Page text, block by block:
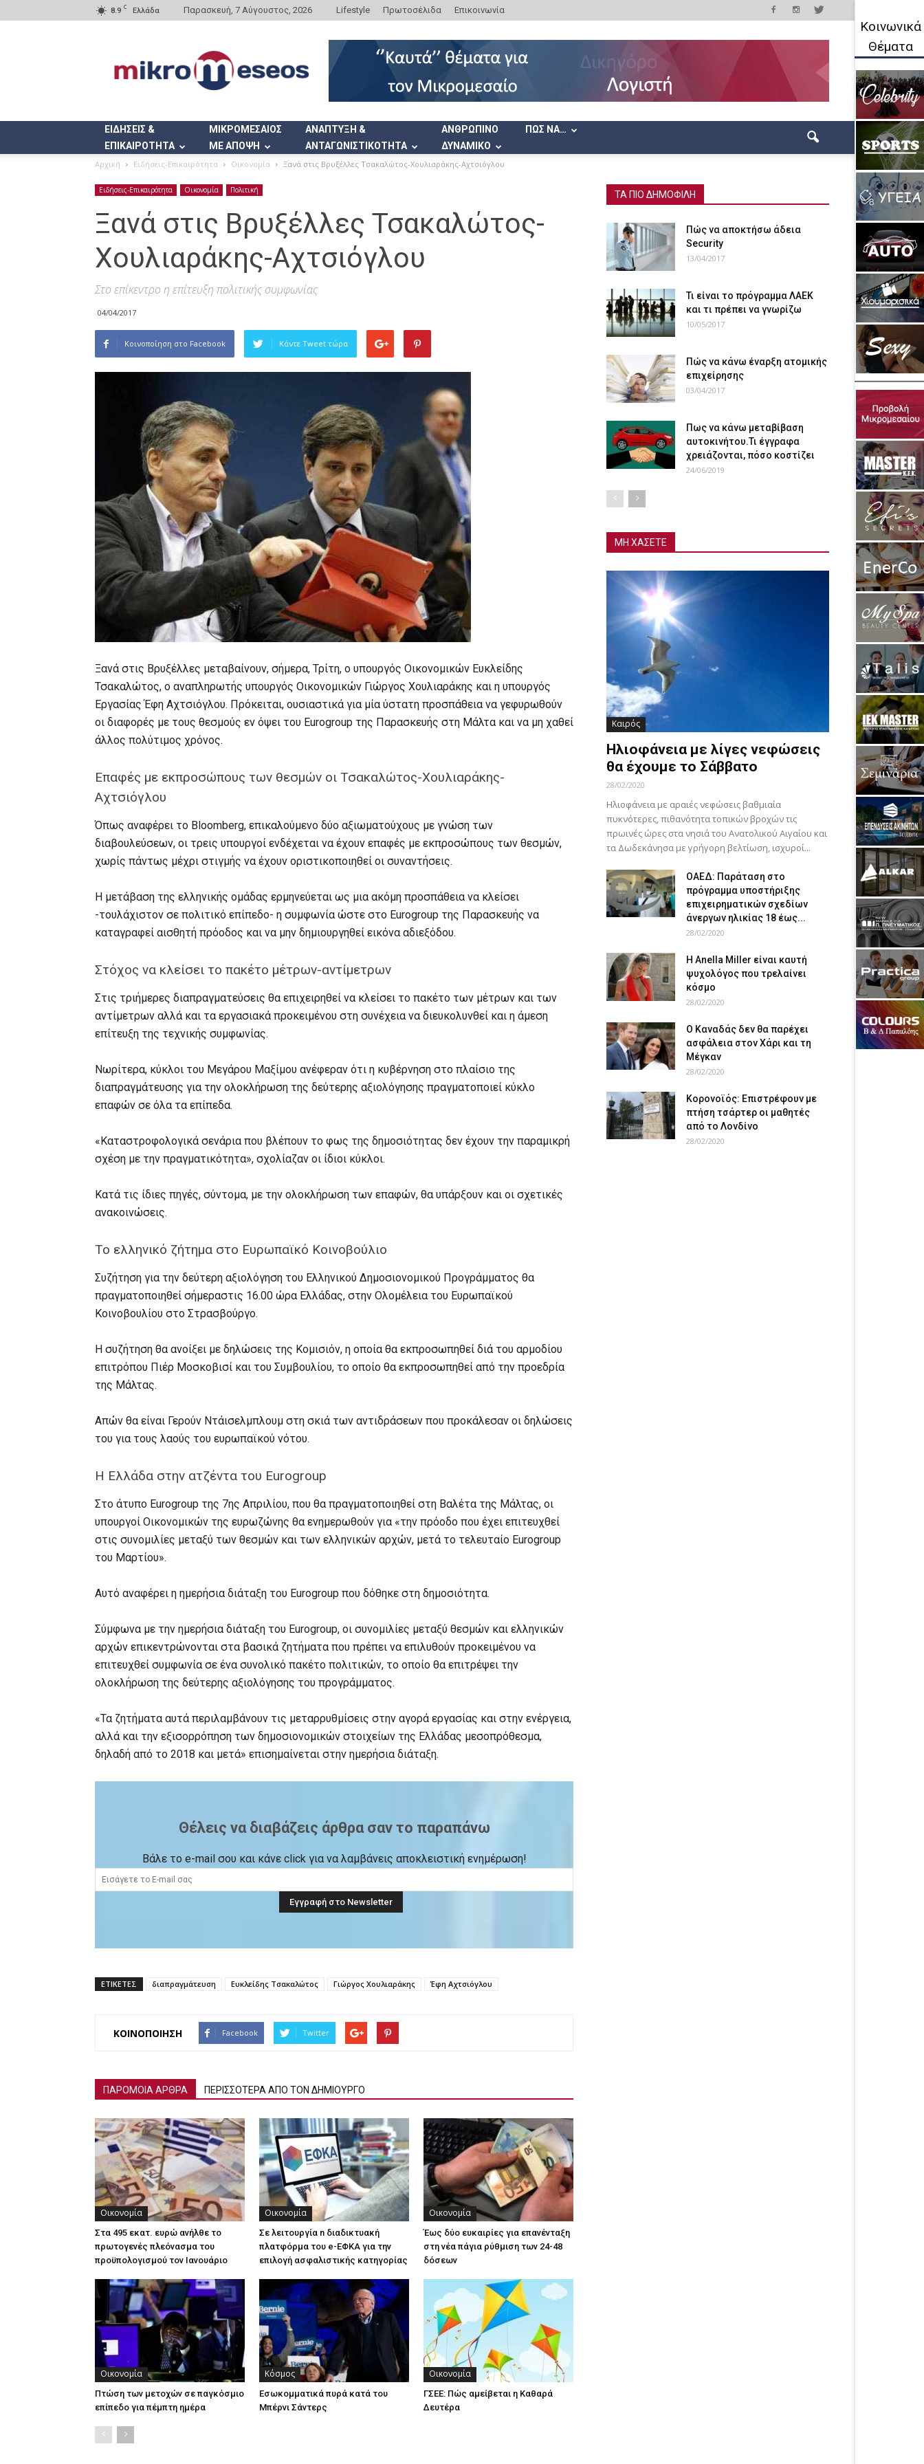
8.9 C Ελλάδα Παρασκευή, 7 Αύγουστος, 2026 Lifestyle Πρωτοσέλιδα Επικοινωνία
ΕΙΔΗΣΕΙΣ &
ΕΠΙΚΑΙΡΟΤΗΤΑ
ΜΙΚΡΟΜΕΣΑΙΟΣ
ΜΕ ΑΠΟΨΗ
ΑΝΑΠΤΥΞΗ &
ΑΝΤΑΓΩΝΙΣΤΙΚΟΤΗΤΑ
ΑΝΘΡΩΠΙΝΟ
ΔΥΝΑΜΙΚΟ
ΠΩΣ ΝΑ…
Αρχική Ειδήσεις-Επικαιρότητα Οικονομία Ξανά στις Βρυξέλλες Τσακαλώτος-Χουλιαράκης-Αχτσιόγλου
Ειδήσεις-Επικαιρότητα Οικονομία Πολιτική
Ξανά στις Βρυξέλλες Τσακαλώτος-
Χουλιαράκης-Αχτσιόγλου
Στο επίκεντρο η επίτευξη πολιτικής συμφωνίας
04/04/2017
Κοινοποίηση στο Facebook Κάντε Tweet τώρα
Ξανά στις Βρυξέλλες μεταβαίνουν, σήμερα, Τρίτη, ο υπουργός Οικονομικών Ευκλείδης
Τσακαλώτος, ο αναπληρωτής υπουργός Οικονομικών Γιώργος Χουλιαράκης και η υπουργός
Εργασίας Έφη Αχτσιόγλου. Πρόκειται, ουσιαστικά για μία ύστατη προσπάθεια να γεφυρωθούν
οι διαφορές με τους θεσμούς εν όψει του Eurogroup της Παρασκευής στη Μάλτα και να μη χαθεί
άλλος πολύτιμος χρόνος.
Επαφές με εκπροσώπους των θεσμών οι Τσακαλώτος-Χουλιαράκης-
Αχτσιόγλου
Όπως αναφέρει το Bloomberg, επικαλούμενο δύο αξιωματούχους με γνώση των
διαβουλεύσεων, οι τρεις υπουργοί ενδέχεται να έχουν επαφές με εκπροσώπους των θεσμών,
χωρίς πάντως μέχρι στιγμής να έχουν οριστικοποιηθεί οι συναντήσεις.
Η μετάβαση της ελληνικής ομάδας ερμηνεύεται ως μια ακόμη προσπάθεια να κλείσει
-τουλάχιστον σε πολιτικό επίπεδο- η συμφωνία ώστε στο Eurogroup της Παρασκευής να
καταγραφεί αισθητή πρόοδος και να μην δημιουργηθεί εικόνα αδιεξόδου.
Στόχος να κλείσει το πακέτο μέτρων-αντίμετρων
Στις τριήμερες διαπραγματεύσεις θα επιχειρηθεί να κλείσει το πακέτο των μέτρων και των
αντίμετρων αλλά και τα εργασιακά προκειμένου στη συνέχεια να διευκολυνθεί και η άμεση
επίτευξη της τεχνικής συμφωνίας.
Νωρίτερα, κύκλοι του Μεγάρου Μαξίμου ανέφεραν ότι η κυβέρνηση στο πλαίσιο της
διαπραγμάτευσης για την ολοκλήρωση της δεύτερης αξιολόγησης πραγματοποιεί κύκλο
επαφών σε όλα τα επίπεδα.
«Καταστροφολογικά σενάρια που βλέπουν το φως της δημοσιότητας δεν έχουν την παραμικρή
σχέση με την πραγματικότητα», σχολίαζαν οι ίδιοι κύκλοι.
Κατά τις ίδιες πηγές, σύντομα, με την ολοκλήρωση των επαφών, θα υπάρξουν και οι σχετικές
ανακοινώσεις.
Το ελληνικό ζήτημα στο Ευρωπαϊκό Κοινοβούλιο
Συζήτηση για την δεύτερη αξιολόγηση του Ελληνικού Δημοσιονομικού Προγράμματος θα
πραγματοποιηθεί σήμεραστις 16.00 ώρα Ελλάδας, στην Ολομέλεια του Ευρωπαϊκού
Κοινοβουλίου στο Στρασβούργο.
Η συζήτηση θα ανοίξει με δηλώσεις της Κομισιόν, η οποία θα εκπροσωπηθεί διά του αρμοδίου
επιτρόπου Πιέρ Μοσκοβισί και του Συμβουλίου, το οποίο θα εκπροσωπηθεί από την προεδρία
της Μάλτας.
Απών θα είναι Γερούν Ντάισελμπλουμ στη σκιά των αντιδράσεων που προκάλεσαν οι δηλώσεις
του για τους λαούς του ευρωπαϊκού νότου.
H Ελλάδα στην ατζέντα του Eurogroup
Στο άτυπο Eurogroup της 7ης Απριλίου, που θα πραγματοποιηθεί στη Βαλέτα της Μάλτας, οι
υπουργοί Οικονομικών της ευρωζώνης θα ενημερωθούν για «την πρόοδο που έχει επιτευχθεί
στις συνομιλίες μεταξύ των θεσμών και των ελληνικών αρχών, μετά το τελευταίο Eurogroup
του Μαρτίου».
Αυτό αναφέρει η ημερήσια διάταξη του Eurogroup που δόθηκε στη δημοσιότητα.
Σύμφωνα με την ημερήσια διάταξη του Eurogroup, οι συνομιλίες μεταξύ θεσμών και ελληνικών
αρχών επικεντρώνονται στα βασικά ζητήματα που πρέπει να επιλυθούν προκειμένου να
επιτευχθεί συμφωνία σε ένα συνολικό πακέτο πολιτικών, το οποίο θα επιτρέψει την
ολοκλήρωση της δεύτερης αξιολόγησης του προγράμματος.
«Τα ζητήματα αυτά περιλαμβάνουν τις μεταρρυθμίσεις στην αγορά εργασίας και στην ενέργεια,
αλλά και την εξισορρόπηση των δημοσιονομικών στοιχείων της Ελλάδας μεσοπρόθεσμα,
δηλαδή από το 2018 και μετά» επισημαίνεται στην ημερήσια διάταξη.
Θέλεις να διαβάζεις άρθρα σαν το παραπάνω
Βάλε το e-mail σου και κάνε click για να λαμβάνεις αποκλειστική ενημέρωση!
ΕΤΙΚΕΤΕΣ διαπραγμάτευση Ευκλείδης Τσακαλώτος Γιώργος Χουλιαράκης Έφη Αχτσιόγλου
ΚΟΙΝΟΠΟΙΗΣΗ Facebook Twitter
ΠΑΡΟΜΟΙΑ ΑΡΘΡΑ ΠΕΡΙΣΣΟΤΕΡΑ ΑΠΟ ΤΟΝ ΔΗΜΙΟΥΡΓΟ
Οικονομία
Στα 495 εκατ. ευρώ ανήλθε το
πρωτογενές πλεόνασμα του
προϋπολογισμού τον Ιανουάριο
Οικονομία
Σε λειτουργία n διαδικτυακή
πλατφόρμα του e-ΕΦΚΑ για την
επιλογή ασφαλιστικής κατηγορίας
Οικονομία
Έως δύο ευκαιρίες για επανένταξη
στη νέα πάγια ρύθμιση των 24-48
δόσεων
Οικονομία
Πτώση των μετοχών σε παγκόσμιο
επίπεδο για πέμπτη ημέρα
Κόσμος
Εσωκομματικά πυρά κατά του
Μπέρνι Σάντερς
Οικονομία
ΓΣΕΕ: Πώς αμείβεται η Καθαρά
Δευτέρα
ΤΑ ΠΙΟ ΔΗΜΟΦΙΛΗ
Πώς να αποκτήσω άδεια
Security
13/04/2017
Τι είναι το πρόγραμμα ΛΑΕΚ
και τι πρέπει να γνωρίζω
10/05/2017
Πώς να κάνω έναρξη ατομικής
επιχείρησης
03/04/2017
Πως να κάνω μεταβίβαση
αυτοκινήτου.Τι έγγραφα
χρειάζονται, πόσο κοστίζει
24/06/2019
ΜΗ ΧΑΣΕΤΕ
Καιρός
Ηλιοφάνεια με λίγες νεφώσεις
θα έχουμε το Σάββατο
28/02/2020
Ηλιοφάνεια με αραιές νεφώσεις βαθμιαία
πυκνότερες, πιθανότητα τοπικών βροχών τις
πρωινές ώρες στα νησιά του Ανατολικού Αιγαίου και
τα Δωδεκάνησα με γρήγορη βελτίωση, ισχυροί...
ΟΑΕΔ: Παράταση στο
πρόγραμμα υποστήριξης
επιχειρηματικών σχεδίων
άνεργων ηλικίας 18 έως...
28/02/2020
Η Anella Miller είναι καυτή
ψυχολόγος που τρελαίνει
κόσμο
28/02/2020
Ο Καναδάς δεν θα παρέχει
ασφάλεια στον Χάρι και τη
Μέγκαν
28/02/2020
Κορονοϊός: Επιστρέφουν με
πτήση τσάρτερ οι μαθητές
από το Λονδίνο
28/02/2020
Κοινωνικά
Θέματα